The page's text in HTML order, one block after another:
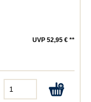
UVP 52,95 € **